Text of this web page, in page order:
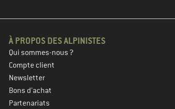
À PROPOS DES ALPINISTES
Qui sommes-nous ?
Compte client
Newsletter
Bons d'achat
Partenariats